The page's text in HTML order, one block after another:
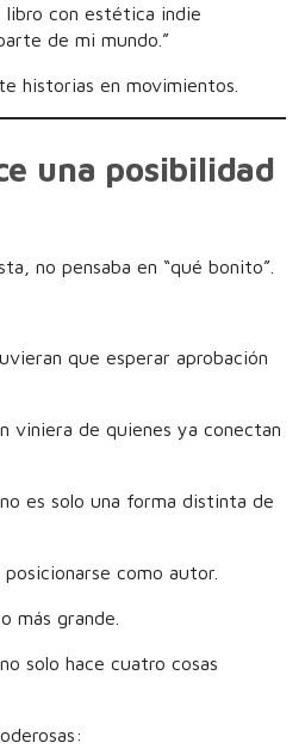
libro con estética indie
de mi mundo.”
historias en movimientos.
una posibilidad
no pensaba en “qué bonito”.
que esperar aprobación
viniera de quienes ya conectan
es solo una forma distinta de
como autor.
más grande.
solo hace cuatro cosas